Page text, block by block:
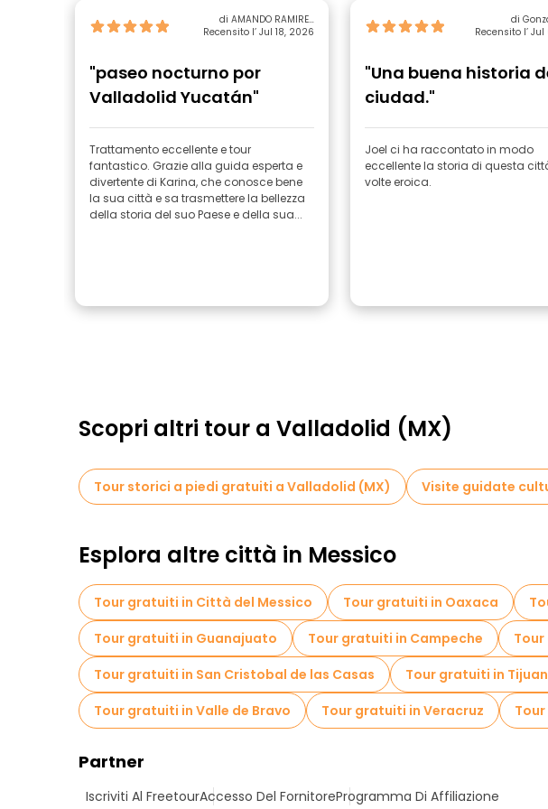
di AMANDO RAMIREZ
FUENTES
Recensito l’ Jul 18, 2026
"paseo nocturno por
Valladolid Yucatán"
Trattamento eccellente e tour
fantastico. Grazie alla guida esperta e
divertente di Karina, che conosce bene
la sua città e sa trasmettere la bellezza
della storia del suo Paese e della sua...
di
Recensito l’
"Una buena historia
ciudad."
Joel ci ha raccontato in modo
eccellente la storia di questa
volte eroica.
Scopri altri tour a Valladolid (MX)
Tour storici a piedi gratuiti a Valladolid (MX) Visite guidate
Esplora altre città in Messico
Tour gratuiti in Città del Messico Tour gratuiti in Oaxaca
Tour gratuiti in Guanajuato
Tour gratuiti in Campeche
Tour gratuiti in San Cristobal de las Casas
Tour gratuiti in
Tour gratuiti in Valle de Bravo
Tour gratuiti in Veracruz
Partner
Iscriviti Al FreetourAccesso Del FornitoreProgramma Di Affiliazione